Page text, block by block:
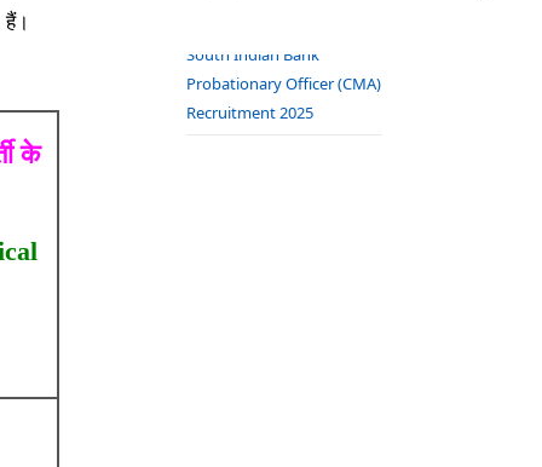
हैं।
के
South Indian Bank
Probationary Officer (CMA)
Recruitment 2025